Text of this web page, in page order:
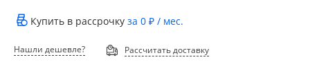
Купить в рассрочку за 0 ₽ / мес.
Нашли дешевле? Рассчитать доставку